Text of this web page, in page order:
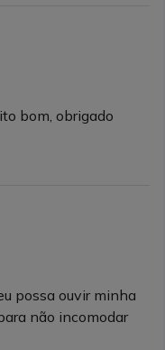
bom, obrigado
possa ouvir minha
não incomodar